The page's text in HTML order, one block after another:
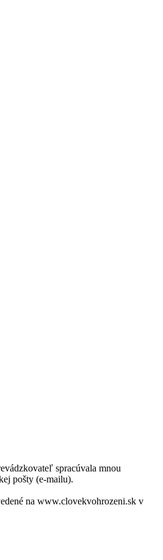
spracúvala mnou
pošty (e-mailu).
na www.clovekvohrozeni.sk v